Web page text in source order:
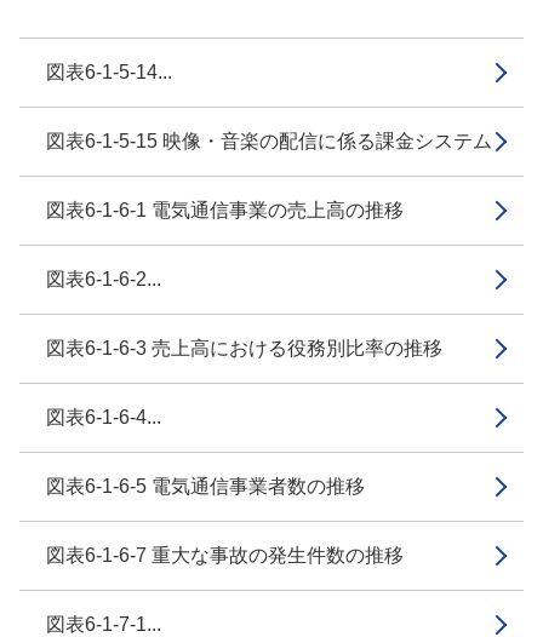
図表6-1-5-14...
図表6-1-5-15 映像・音楽の配信に係る課金システム
図表6-1-6-1 電気通信事業の売上高の推移
図表6-1-6-2...
図表6-1-6-3 売上高における役務別比率の推移
図表6-1-6-4...
図表6-1-6-5 電気通信事業者数の推移
図表6-1-6-7 重大な事故の発生件数の推移
図表6-1-7-1...